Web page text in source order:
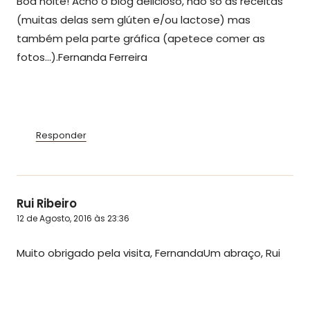
(muitas delas sem glúten e/ou lactose) mas
também pela parte gráfica (apetece comer as
fotos…).Fernanda Ferreira
Responder
Rui Ribeiro
12 de Agosto, 2016 às 23:36
Muito obrigado pela visita, FernandaUm abraço, Rui